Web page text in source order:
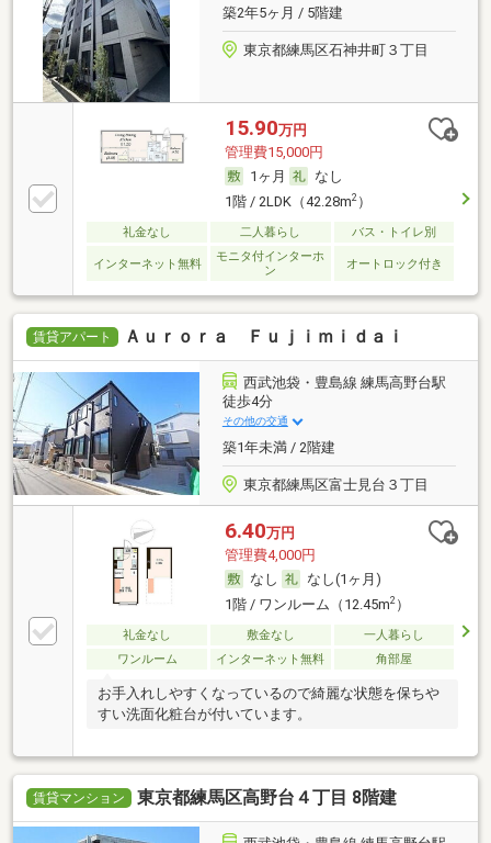
築2年5ヶ月 / 5階建
東京都練馬区石神井町３丁目
15.90万円
管理費15,000円
1ヶ月
なし
1階 / 2LDK（42.28m2）
礼金なし 二人暮らし バス・トイレ別
インターネット無料
モニタ付インターホ
ン
オートロック付き
賃貸アパート Ａｕｒｏｒａ Ｆｕｊｉｍｉｄａｉ
西武池袋・豊島線 練馬高野台駅
徒歩4分
その他の交通
築1年未満 / 2階建
東京都練馬区富士見台３丁目
6.40万円
管理費4,000円
なし
なし(1ヶ月)
1階 / ワンルーム（12.45m2）
礼金なし 敷金なし
一人暮らし
ワンルーム
インターネット無料 角部屋
お手入れしやすくなっているので綺麗な状態を保ちや
すい洗面化粧台が付いています。
賃貸マンション 東京都練馬区高野台４丁目 8階建